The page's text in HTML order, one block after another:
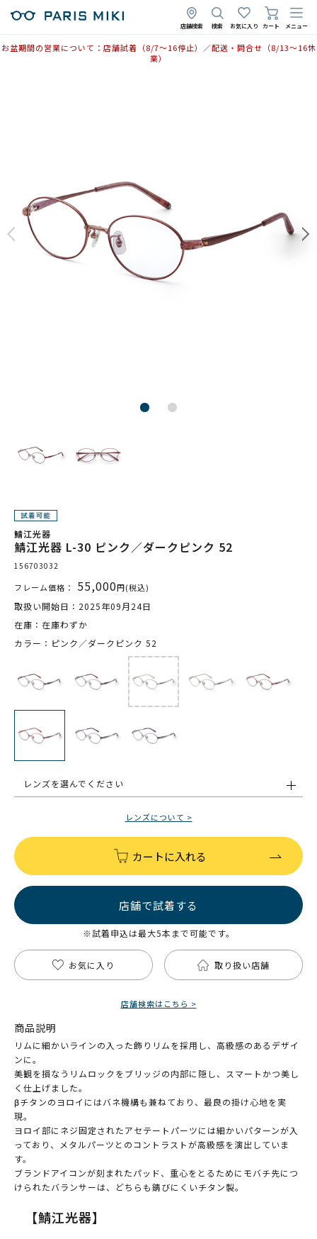
店舗検索 検索 お気に入り カート メニュー
お盆期間の営業について：店舗試着（8/7〜16停止）／配送・問合せ（8/13〜16休
業）
鯖江光器
鯖江光器 L-30 ピンク／ダークピンク 52
156703032
フレーム価格： 55,000円(税込)
取扱い開始日：2025年09月24日
在庫：在庫わずか
カラー：ピンク／ダークピンク 52
レンズを選んでください
レンズについて >
カートに入れる
店舗で試着する
※試着申込は最大5本まで可能です。
お気に入り 取り扱い店舗
店舗検索はこちら >
商品説明
リムに細かいラインの入った飾りリムを採用し、高級感のあるデザイ
ンに。
美観を損なうリムロックをブリッジの内部に隠し、スマートかつ美し
く仕上げました。
βチタンのヨロイにはバネ機構も兼ねており、最良の掛け心地を実
現。
ヨロイ部にネジ固定されたアセテートパーツには細かいパターンが入
っており、メタルパーツとのコントラストが高級感を演出していま
す。
ブランドアイコンが刻まれたパッド、重心をとるためにモバチ先につ
けられたバランサーは、どちらも錆びにくいチタン製。
【鯖江光器】